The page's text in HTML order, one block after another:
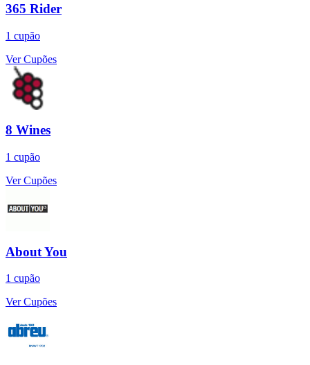
365 Rider
1 cupão
Ver Cupões
8 Wines
1 cupão
Ver Cupões
About You
1 cupão
Ver Cupões